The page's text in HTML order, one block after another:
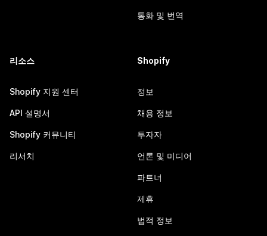
통화 및 번역
리소스
Shopify 지원 센터
API 설명서
Shopify 커뮤니티
리서치
Shopify
정보
채용 정보
투자자
언론 및 미디어
파트너
제휴
법적 정보